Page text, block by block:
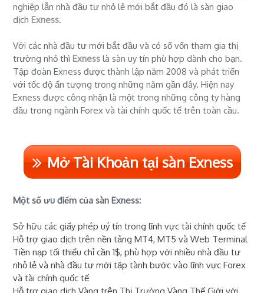
nghiệp lẫn nhà đầu tư nhỏ lẻ mới bắt đầu đó là sàn giao
dịchExness.
Với các nhà đầu tư mới bắt đầu và có số vốn tham gia thị
trường nhỏ thìExness là sàn uy tín phù hợp dành cho bạn.
Tập đoàn Exness được thành lập năm 2008 và phát triển
với tốc độ ấn tượng trong những năm gần đây. Hiện nay
Exness được công nhận là một trong những công ty hàng
đầu trong ngành Forex và tài chính quốc tế trên toàn cầu.
Mở Tài Khoản tại sàn Exness
Một số ưu điểm của sàn Exness:
Sở hữu các giấy phép uý tín trong lĩnh vực tài chính quốc tế
Hỗ trợ giao dịch trên nền tảng MT4, MT5 và Web Terminal
Tiền nạp tối thiểu chỉ cần 1$, phù hợp với nhiều nhà đầu tư
nhỏ lẻ và nhà đầu tư mới tập tành bước vào lĩnh vực Forex
và tài chính quốc tế